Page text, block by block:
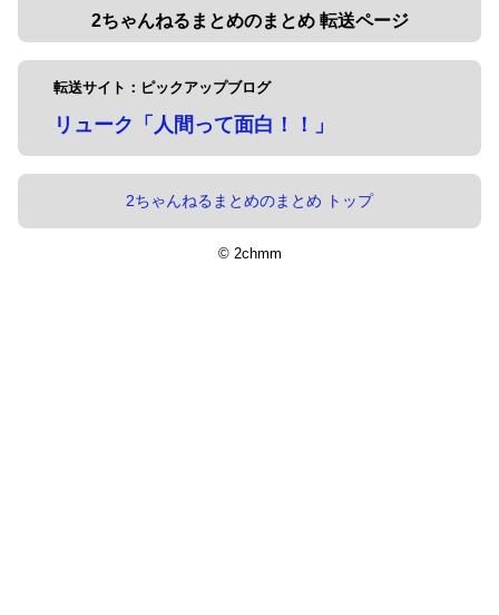
2ちゃんねるまとめのまとめ 転送ページ
転送サイト：ピックアップブログ
リューク「人間って面白！！」
2ちゃんねるまとめのまとめ トップ
© 2chmm